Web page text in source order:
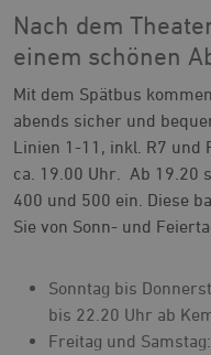
Nach dem
einem schönen
Mit dem Spätbus
abends sicher und
Linien 1-11, inkl. R7 und
ca. 19.00 Uhr. Ab 19.20
400 und 500 ein. Diese
Sie von Sonn- und
Sonntag bis
bis 22.20 Uhr ab
Freitag und